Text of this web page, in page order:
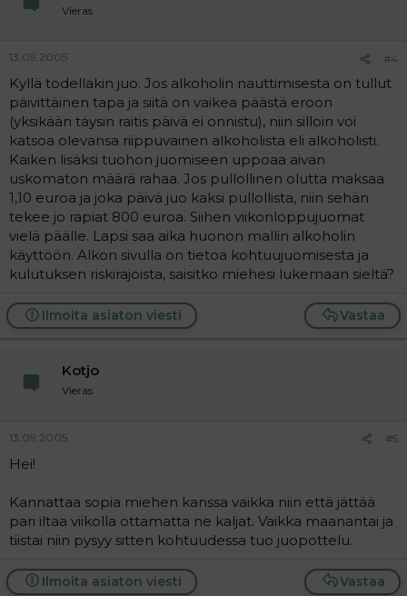
Vieras
13.09.2005 #4
Kyllä todellakin juo. Jos alkoholin nauttimisesta on tullut
päivittäinen tapa ja siitä on vaikea päästä eroon
(yksikään täysin raitis päivä ei onnistu), niin silloin voi
katsoa olevansa riippuvainen alkoholista eli alkoholisti.
Kaiken lisäksi tuohon juomiseen uppoaa aivan
uskomaton määrä rahaa. Jos pullollinen olutta maksaa
1,10 euroa ja joka päivä juo kaksi pullollista, niin sehän
tekee jo rapiat 800 euroa. Siihen viikonloppujuomat
vielä päälle. Lapsi saa aika huonon mallin alkoholin
käyttöön. Alkon sivulla on tietoa kohtuujuomisesta ja
kulutuksen riskirajoista, saisitko miehesi lukemaan sieltä?
Vastaa
Ilmoita asiaton viesti
Kotjo
Vieras
13.09.2005 #5
Hei!
Kannattaa sopia miehen kanssa vaikka niin että jättää
pari iltaa viikolla ottamatta ne kaljat. Vaikka maanantai ja
tiistai niin pysyy sitten kohtuudessa tuo juopottelu.
Vastaa
Ilmoita asiaton viesti